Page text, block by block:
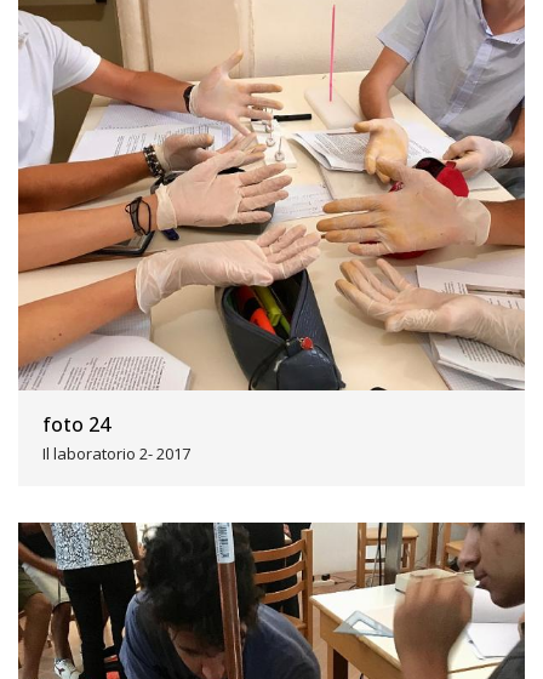
foto 24
Il laboratorio 2- 2017